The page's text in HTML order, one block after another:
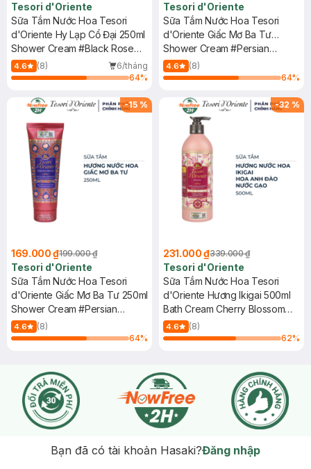
Tesori d'Oriente
Sữa Tắm Nước Hoa Tesori
d'Oriente Hy Lạp Cổ Đại 250ml
Shower Cream #Black Rose
And Labdanum
4.6 (8)
6/tháng
64%
Tesori d'Oriente
Sữa Tắm Nước Hoa Tesori
d'Oriente Giấc Mơ Ba Tư
500ml
Shower Cream #Persian
Dream
4.6
(8)
64%
-15 %
169.000 ₫199.000 ₫
Tesori d'Oriente
Sữa Tắm Nước Hoa Tesori
d'Oriente Giấc Mơ Ba Tư 250ml
Shower Cream #Persian
Dream
4.6
(8)
64%
-32 %
231.000 ₫339.000 ₫
Tesori d'Oriente
Sữa Tắm Nước Hoa Tesori
d'Oriente Hương Ikigai 500ml
Bath Cream Cherry Blossom
And Rice Water
4.6
(8)
62%
Bạn đã có tài khoản Hasaki?Đăng nhập